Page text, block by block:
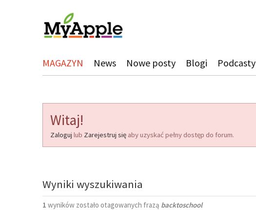
MAGAZYN News Nowe posty Blogi Podcasty
Witaj!
Zaloguj lub Zarejestruj się aby uzyskać pełny dostęp do forum.
Wyniki wyszukiwania
1 wyników zostało otagowanych frazą backtoschool